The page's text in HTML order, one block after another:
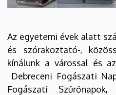
Az egyetemi évek alatt
és szórakoztató-,
kínálunk a várossal és
Debreceni Fogászati
Fogászati